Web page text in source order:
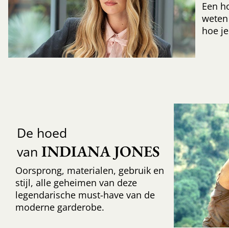
Een
hoe
De hoed
van INDIANA JONES
Oorsprong, materialen, gebruik en
stijl, alle geheimen van deze
legendarische must-have van de
moderne garderobe.